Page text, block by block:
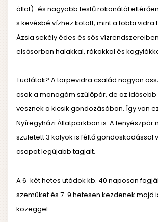
állat) és nagyobb testű rokonától
s kevésbé vízhez kötött, mint a többi vidra
Ázsia sekély édes és sós
elsősorban halakkal, rákokkal és
Tudtátok? A törpevidra család nagyon
csak a monogám szülőpár, de az idősebb
vesznek a kicsik gondozásában. Így van
Nyíregyházi Állatparkban is. A tenyészpár
született 3 kölyök is féltő gondoskodással
csapat legújabb tagjait.
A 6 két hetes utódok kb. 40 naposan
szemüket és 7-9 hetesen kezdenek majd
közeggel.